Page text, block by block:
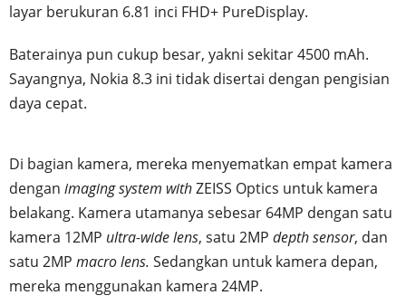
layar berukuran 6.81 inci FHD+ PureDisplay.
Baterainya pun cukup besar, yakni sekitar 4500 mAh.
Sayangnya, Nokia 8.3 ini tidak disertai dengan pengisian
daya cepat.
Di bagian kamera, mereka menyematkan empat kamera
dengan imaging system withZEISS Optics untuk kamera
belakang. Kamera utamanya sebesar 64MP dengan satu
kamera 12MP ultra-wide lens, satu 2MP depth sensor, dan
satu 2MP macro lens. Sedangkan untuk kamera depan,
mereka menggunakan kamera 24MP.